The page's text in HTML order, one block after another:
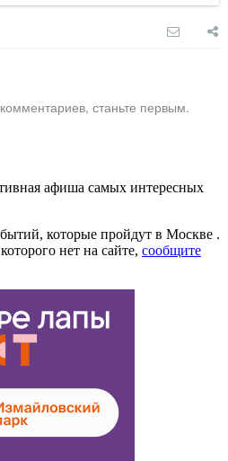
станьте первым.
афиша самых интересных
которые пройдут в Москве .
нет на сайте, сообщите